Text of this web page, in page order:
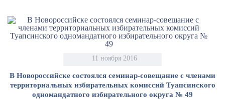
11 ноября 2016
В Новороссийске состоялся семинар-совещание с членами
территориальных избирательных комиссий Туапсинского
одномандатного избирательного округа № 49